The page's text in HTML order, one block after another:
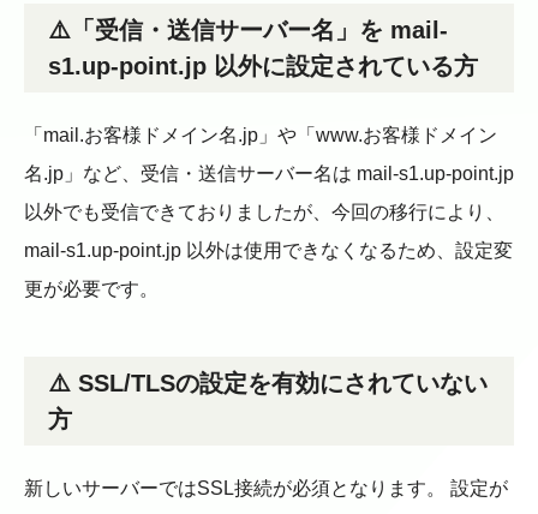
⚠️「受信・送信サーバー名」を mail-
s1.up-point.jp 以外に設定されている方
「mail.お客様ドメイン名.jp」や「www.お客様ドメイン
名.jp」など、受信・送信サーバー名は mail-s1.up-point.jp
以外でも受信できておりましたが、今回の移行により、
mail-s1.up-point.jp 以外は使用できなくなるため、設定変
更が必要です。
⚠️ SSL/TLSの設定を有効にされていない
方
新しいサーバーではSSL接続が必須となります。 設定が